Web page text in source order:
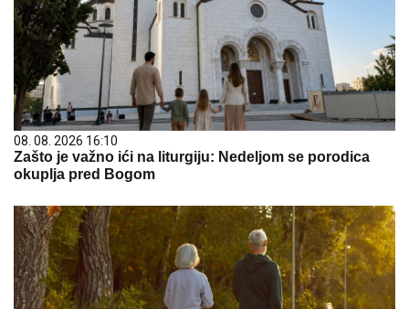
08. 08. 2026 16:10
Zašto je važno ići na liturgiju: Nedeljom se porodica
okuplja pred Bogom